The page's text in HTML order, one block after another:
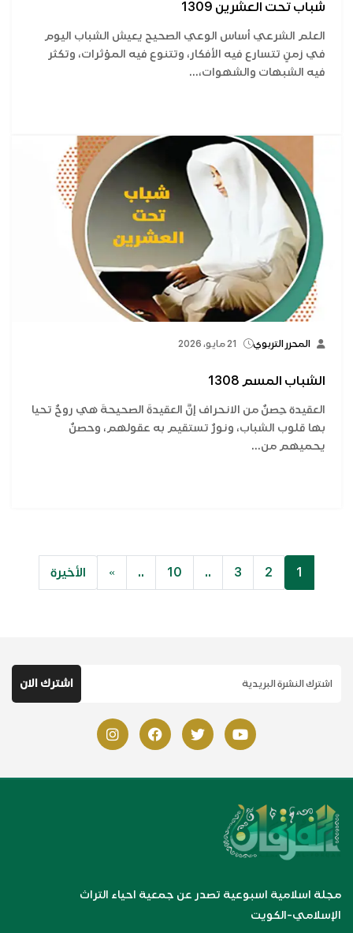
شباب تحت العشرين 1309
العلم الشرعي أساس الوعي الصحيح يعيش الشباب اليوم
في زمنٍ تتسارع فيه الأفكار، وتتنوع فيه المؤثرات، وتكثر
فيه الشبهات والشهوات،...
المحرر التربوي 21 مايو، 2026
الشباب المسم 1308
العقيدة حِصنٌ من الانحراف إنَّ العقيدةَ الصحيحةَ هي روحٌ تحيا
بها قلوب الشباب، ونورٌ تستقيم به عقولهم، وحصنٌ
يحميهم من...
1
2
3
..
10
..
» الأخيرة
مجلة اسلامية اسبوعية تصدر عن جمعية احياء التراث
الإسلامي-الكويت